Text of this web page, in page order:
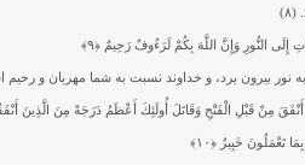
إِلَى النُّورِ وَإِنَّ اللَّهَ بِكُمْ لَرَءُوفٌ رَحِيمٌ﴿۹﴾
نور بيرون برد، و خداوند نسبت به شما مهربان و رحيم
مِنْ قَبْلِ الْفَتْحِ وَقَاتَلَ أُولَئِكَ أَعْظَمُ دَرَجَةً مِنَ الَّذِينَ
تَعْمَلُونَ خَبِيرٌ ﴿۱۰﴾